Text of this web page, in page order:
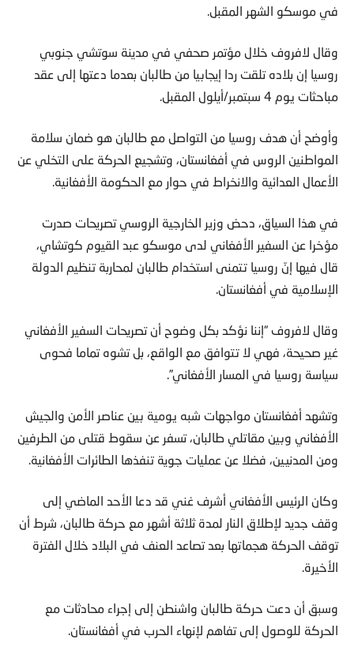
في موسكو الشهر المقبل.
وقال لافروف خلال مؤتمر صحفي في مدينة سوتشي جنوبي
روسيا إن بلاده تلقت ردا إيجابيا من طالبان بعدما دعتها إلى عقد
مباحثات يوم 4 سبتمبر/أيلول المقبل.
وأوضح أن هدف روسيا من التواصل مع طالبان هو ضمان سلامة
المواطنين الروس في أفغانستان، وتشجيع الحركة على التخلي عن
الأعمال العدائية والانخراط في حوار مع الحكومة الأفغانية.
في هذا السياق، دحض وزير الخارجية الروسي تصريحات صدرت
مؤخرا عن السفير الأفغاني لدى موسكو عبد القيوم كوتشاي،
قال فيها إنّ روسيا تتمنى استخدام طالبان لمحاربة تنظيم الدولة
الإسلامية في أفغانستان.
وقال لافروف “إننا نؤكد بكل وضوح أن تصريحات السفير الأفغاني
غير صحيحة، فهي لا تتوافق مع الواقع، بل تشوه تماما فحوى
سياسة روسيا في المسار الأفغاني”.
وتشهد أفغانستان مواجهات شبه يومية بين عناصر الأمن والجيش
الأفغاني وبين مقاتلي طالبان، تسفر عن سقوط قتلى من الطرفين
ومن المدنيين، فضلا عن عمليات جوية تنفذها الطائرات الأفغانية.
وكان الرئيس الأفغاني أشرف غني قد دعا الأحد الماضي إلى
وقف جديد لإطلاق النار لمدة ثلاثة أشهر مع حركة طالبان، شرط أن
توقف الحركة هجماتها بعد تصاعد العنف في البلاد خلال الفترة
الأخيرة.
وسبق أن دعت حركة طالبان واشنطن إلى إجراء محادثات مع
الحركة للوصول إلى تفاهم لإنهاء الحرب في أفغانستان.